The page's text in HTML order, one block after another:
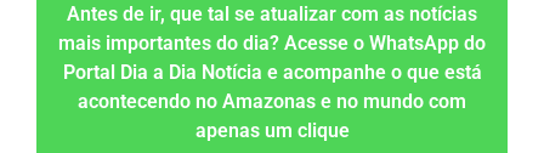
Antes de ir, que tal se atualizar com as notícias
mais importantes do dia? Acesse o WhatsApp do
Portal Dia a Dia Notícia e acompanhe o que está
acontecendo no Amazonas e no mundo com
apenas um clique